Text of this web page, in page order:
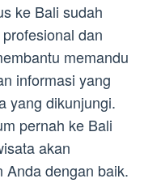
ke Bali sudah
dan
memandu
informasi yang
yang dikunjungi.
pernah ke Bali
akan
Anda dengan baik.